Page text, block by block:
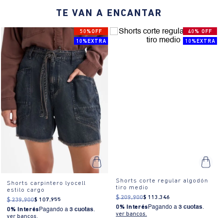
TE VAN A ENCANTAR
50%OFF
10%EXTRA
Shorts carpintero lyocell
estilo cargo
$ 239.900$ 107.955
0% Interés Pagando a 3 cuotas.
ver bancos.
40% OFF
10%EXTRA
Shorts corte regular algodón
tiro medio
$ 209.900$ 113 .346
0% Interés Pagando a 3 cuotas.
ver bancos.